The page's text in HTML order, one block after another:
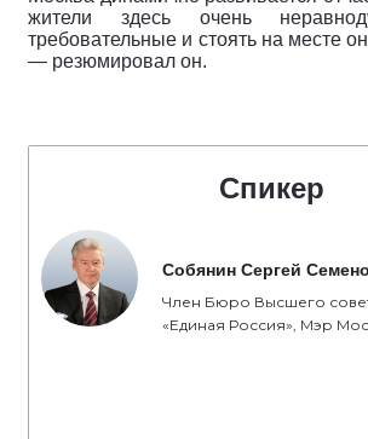
жители здесь очень
требовательные и стоять на месте
— резюмировал он.
Спикер
Собянин Сергей
Член Бюро Высшего
«Единая Россия», Мэр